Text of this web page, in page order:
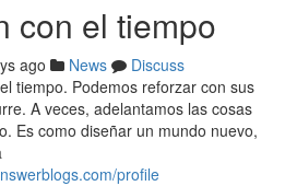
con el tiempo
ago News
Discuss
tiempo. Podemos reforzar con sus
A veces, adelantamos las cosas
Es como diseñar un mundo nuevo,
profile